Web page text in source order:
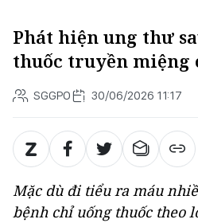
Phát hiện ung thư
thuốc truyền miệng
SGGPO 30/06/2026 11:17
Mặc dù đi tiểu ra máu
bệnh chỉ uống thuốc theo